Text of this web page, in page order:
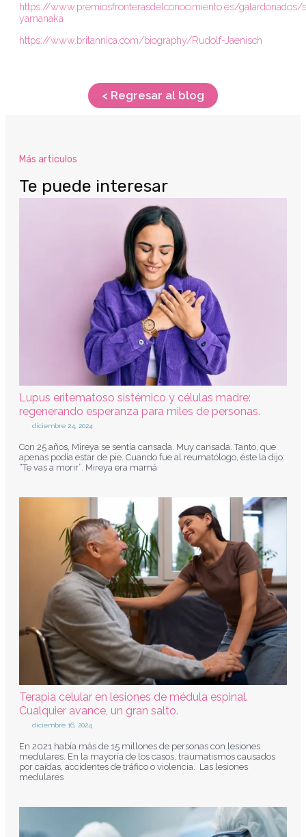
https://www.premiosfronterasdelconocimiento.es/galardonados/
yamanaka
https://www.britannica.com/biography/Rudolf-Jaenisch
< Regresar al blog
Más articulos
Te puede interesar
Lupus eritematoso sistémico y células madre:
regenerando esperanza para miles de personas.
diciembre 24, 2024
Con 25 años, Mireya se sentía cansada. Muy cansada. Tanto, que
apenas podía estar de pie. Cuando fue al reumatólogo, éste la dijo:
“Te vas a morir”. Mireya era mamá
Terapia celular en lesiones de médula espinal.
Cualquier avance, un gran salto.
diciembre 16, 2024
En 2021 había más de 15 millones de personas con lesiones
medulares. En la mayoría de los casos, traumatismos causados
por caídas, accidentes de tráfico o violencia. Las lesiones
medulares